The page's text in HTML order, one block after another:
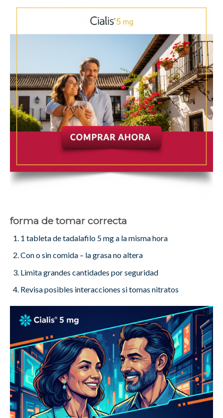
forma de tomar correcta
1 tableta de tadalafilo 5 mg a la misma hora
Con o sin comida – la grasa no altera
Limita grandes cantidades por seguridad
Revisa posibles interacciones si tomas nitratos